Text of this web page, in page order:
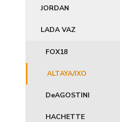
JORDAN
LADA VAZ
FOX18
ALTAYA/IXO
DeAGOSTINI
HACHETTE